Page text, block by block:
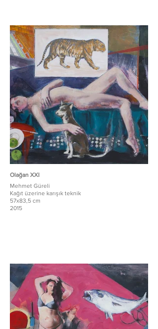
Olağan XXI
Mehmet Güreli
Kağıt üzerine karışık teknik
57x83,5 cm
2015